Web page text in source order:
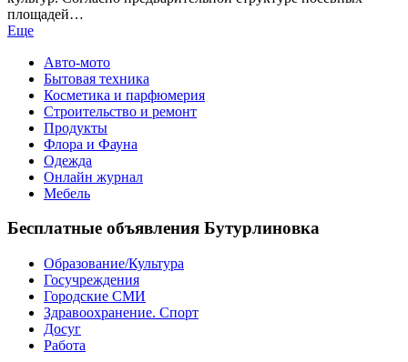
площадей…
Еще
Авто-мото
Бытовая техника
Косметика и парфюмерия
Строительство и ремонт
Продукты
Флора и Фауна
Одежда
Онлайн журнал
Мебель
Бесплатные объявления Бутурлиновка
Образование/Культура
Госучреждения
Городские СМИ
Здравоохранение. Спорт
Досуг
Работа